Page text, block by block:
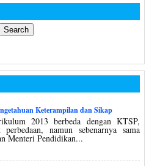
Keterampilan dan Sikap
2013 berbeda dengan KTSP,
perbedaan, namun sebenarnya sama
Menteri Pendidikan...